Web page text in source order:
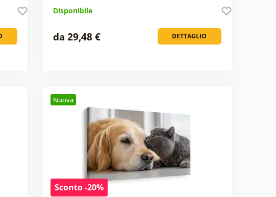
Disponibile
DETTAGLIO
da 29,48 €
Nuova
Sconto -20%